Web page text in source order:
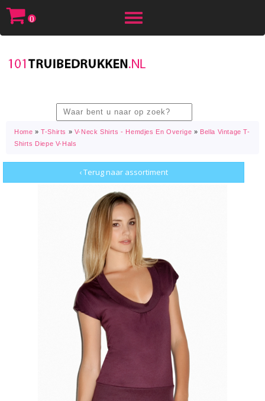
Toggle
0
Home »T-Shirts » V-Neck Shirts - Hemdjes En Overige » Bella Vintage T-
Shirts Diepe V-Hals
‹ Terug naar assortiment